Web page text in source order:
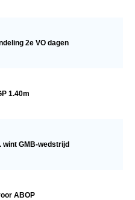
2e VO dagen
1.40m
wint GMB-wedstrijd
ABOP